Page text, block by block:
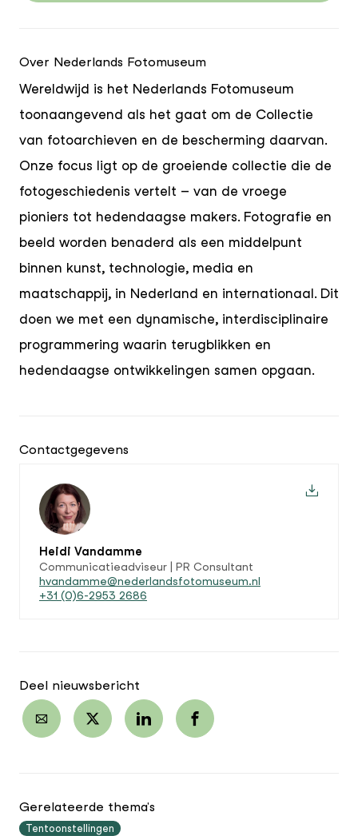
Over Nederlands Fotomuseum
Wereldwijd is het Nederlands Fotomuseum
toonaangevend als het gaat om de Collectie
van fotoarchieven en de bescherming daarvan.
Onze focus ligt op de groeiende collectie die de
fotogeschiedenis vertelt – van de vroege
pioniers tot hedendaagse makers. Fotografie en
beeld worden benaderd als een middelpunt
binnen kunst, technologie, media en
maatschappij, in Nederland en internationaal. Dit
doen we met een dynamische, interdisciplinaire
programmering waarin terugblikken en
hedendaagse ontwikkelingen samen opgaan.
Contactgegevens
Heidi Vandamme
Communicatieadviseur | PR Consultant
hvandamme@nederlandsfotomuseum.nl
+31 (0)6-2953 2686
Deel nieuwsbericht
Gerelateerde thema's
Tentoonstellingen